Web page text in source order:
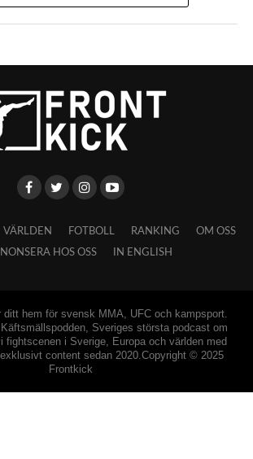
VÄRLDEN FOTBOLL RANKING OM OSS
HOS OSS IN ENGLISH
ditt hem för svensk MMA, UFC och kampsport.
Sveriges största podcast om
fightscenen i Sverige, Europa och världen med
content sedan 2020.Copyright © 2025
Frontkick